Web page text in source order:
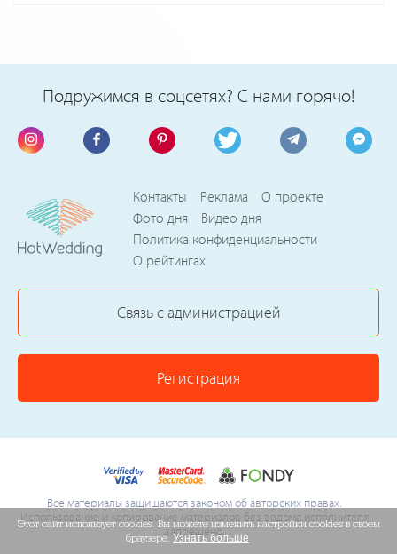
Подружимся в соцсетях? С нами горячо!
Контакты Реклама
О проекте
Фото дня
Видео дня
Политика конфиденциальности
О рейтингах
Связь с администрацией
Регистрация
Все материалы защищаются законом об авторских правах.
Использование и копирование материалов без ведома исполнителя
запрещено.
Этот сайт использует cookies. Вы можете изменить настройки cookies в своем
браузере.Узнать больше